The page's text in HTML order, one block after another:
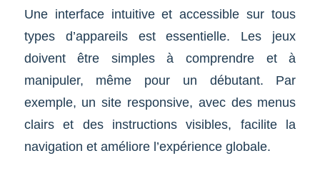
Une interface intuitive et accessible sur tous
types d’appareils est essentielle. Les jeux
doivent être simples à comprendre et à
manipuler, même pour un débutant. Par
exemple, un site responsive, avec des menus
clairs et des instructions visibles, facilite la
navigation et améliore l’expérience globale.